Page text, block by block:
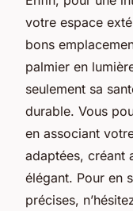
votre espace
bons
palmier en
seulement sa
durable. Vous
en associant
adaptées, créant
élégant. Pour en
précises,